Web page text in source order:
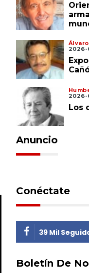
2026-
2026-
Los
Anuncio
Conéctate
39 Mil
Boletín De